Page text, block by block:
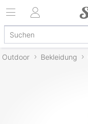
Outdoor Bekleidung